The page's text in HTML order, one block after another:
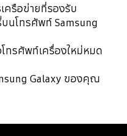
ครือข่ายที่รองรับ
นโทรศัพท์ Samsung
ทรศัพท์เครื่องใหม่หมด
Galaxy ของคุณ